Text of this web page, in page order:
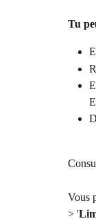
Tu
Vous
> '